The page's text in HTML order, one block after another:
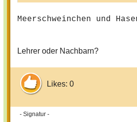
Meerschweinchen und
Lehrer oder Nachbarn?
Likes: 0
- Signatur -